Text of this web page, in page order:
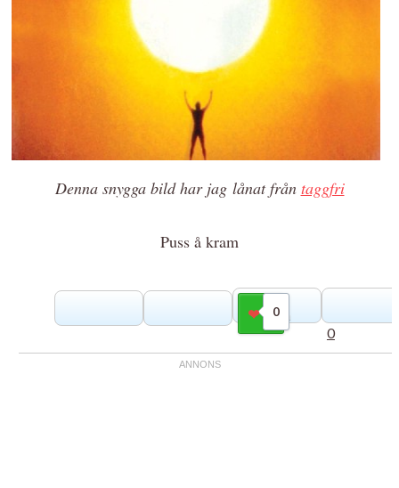
Denna snygga bild har jag lånat från taggfri
Puss å kram
0
Gilla
0